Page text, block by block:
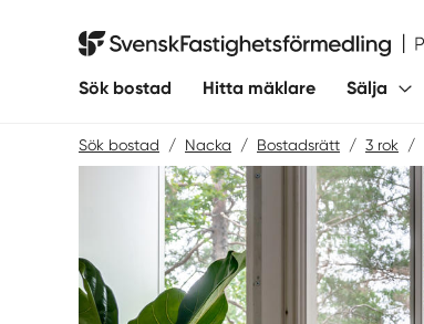
Svensk Fastighetsförmedling
Sök bostad Hitta mäklare Sälja
Sök bostad / Nacka / Bostadsrätt / 3 rok /